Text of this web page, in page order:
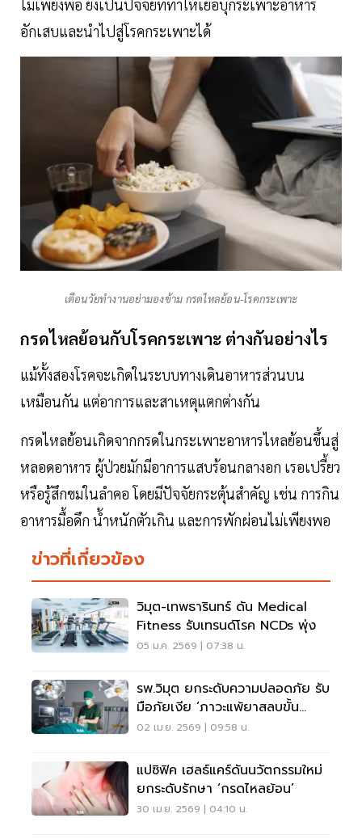
ไม่เพียงพอ ยังเป็นปัจจัยที่ทำให้เยื่อบุกระเพาะอาหาร
อักเสบและนำไปสู่โรคกระเพาะได้
เตือนวัยทำงานอย่ามองข้าม กรดไหลย้อน-โรคกระเพาะ
กรดไหลย้อนกับโรคกระเพาะ ต่างกันอย่างไร
แม้ทั้งสองโรคจะเกิดในระบบทางเดินอาหารส่วนบน
เหมือนกัน แต่อาการและสาเหตุแตกต่างกัน
กรดไหลย้อนเกิดจากกรดในกระเพาะอาหารไหลย้อนขึ้นสู่
หลอดอาหาร ผู้ป่วยมักมีอาการแสบร้อนกลางอก เรอเปรี้ยว
หรือรู้สึกขมในลำคอ โดยมีปัจจัยกระตุ้นสำคัญ เช่น การกิน
อาหารมื้อดึก น้ำหนักตัวเกิน และการพักผ่อนไม่เพียงพอ
ข่าวที่เกี่ยวข้อง
วิมุต-เทพธารินทร์ ดัน Medical
Fitness รับเทรนด์โรค NCDs พุ่ง
05 ม.ค. 2569 | 07:38 น.
รพ.วิมุต ยกระดับความปลอดภัย รับ
มือภัยเงีย ‘ภาวะแพ้ยาสลบขั้น
รุนแรง’
02 เม.ย. 2569 | 09:58 น.
แปซิฟิค เฮลธ์แคร์ดันนวัตกรรมใหม่
ยกระดับรักษา ‘กรดไหลย้อน’
30 เม.ย. 2569 | 04:10 น.